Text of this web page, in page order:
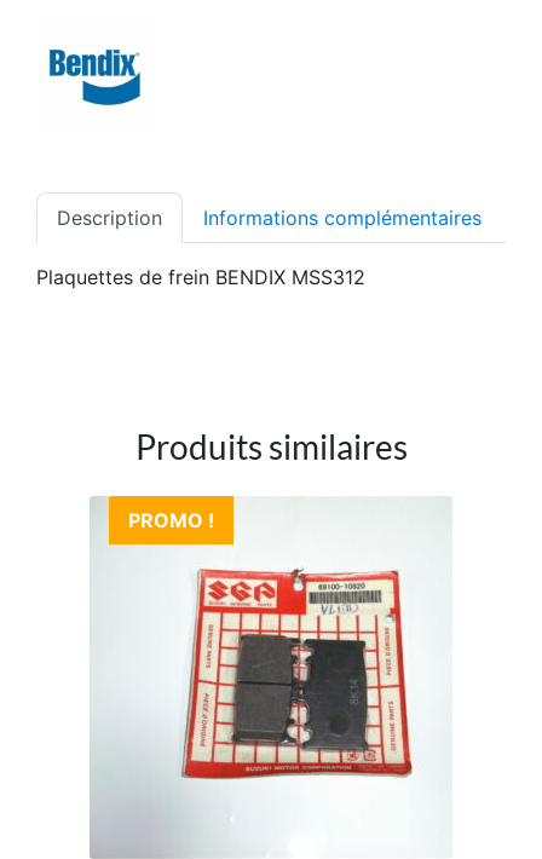
Description Informations complémentaires
Plaquettes de frein BENDIX MSS312
Produits similaires
PROMO !